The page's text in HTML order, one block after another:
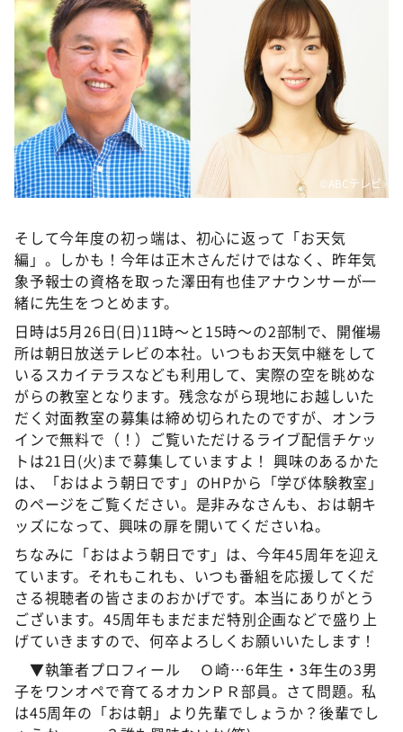
©️ABCテレビ
そして今年度の初っ端は、初心に返って「お天気
編」。しかも！今年は正木さんだけではなく、昨年気
象予報士の資格を取った澤田有也佳アナウンサーが一
緒に先生をつとめます。
日時は5月26日(日)11時〜と15時〜の2部制で、開催場
所は朝日放送テレビの本社。いつもお天気中継をして
いるスカイテラスなども利用して、実際の空を眺めな
がらの教室となります。残念ながら現地にお越しいた
だく対面教室の募集は締め切られたのですが、オンラ
インで無料で（！）ご覧いただけるライブ配信チケッ
トは21日(火)まで募集していますよ！ 興味のあるかた
は、「おはよう朝日です」のHPから「学び体験教室」
のページをご覧ください。是非みなさんも、おは朝キ
ッズになって、興味の扉を開いてくださいね。
ちなみに「おはよう朝日です」は、今年45周年を迎え
ています。それもこれも、いつも番組を応援してくだ
さる視聴者の皆さまのおかげです。本当にありがとう
ございます。45周年もまだまだ特別企画などで盛り上
げていきますので、何卒よろしくお願いいたします！
▼執筆者プロフィール Ｏ崎…6年生・3年生の3男
子をワンオペで育てるオカンＰＲ部員。さて問題。私
は45周年の「おは朝」より先輩でしょうか？後輩でし